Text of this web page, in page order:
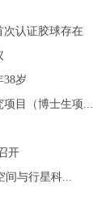
次认证胶球存在
38岁
项目（博士生项...
开
间与行星科...